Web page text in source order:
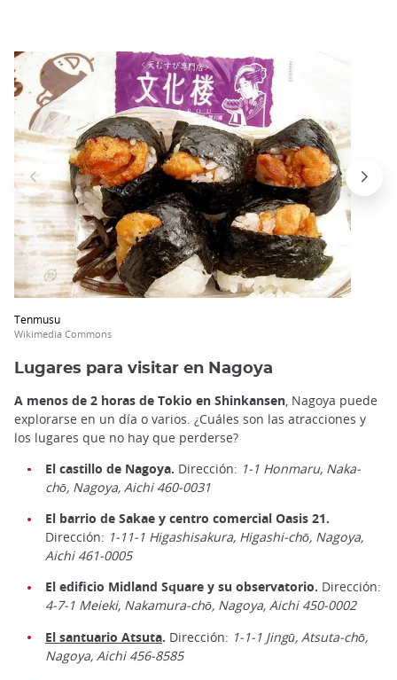
Tenmusu
Wikimedia Commons
Lugares para visitar en Nagoya
A menos de 2 horas de Tokio en Shinkansen, Nagoya puede
explorarse en un día o varios. ¿Cuáles son las atracciones y
los lugares que no hay que perderse?
El castillo de Nagoya. Dirección: 1-1 Honmaru, Naka-
chō, Nagoya, Aichi 460-0031
El barrio de Sakae y centro comercial Oasis 21.
Dirección: 1-11-1 Higashisakura, Higashi-chō, Nagoya,
Aichi 461-0005
El edificio Midland Square y su observatorio. Dirección:
4-7-1 Meieki, Nakamura-chō, Nagoya, Aichi 450-0002
El santuario Atsuta. Dirección: 1-1-1 Jingū, Atsuta-chō,
Nagoya, Aichi 456-8585